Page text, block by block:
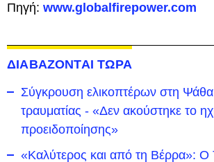
Πηγή: www.globalfirepower.com
ΔΙΑΒΑΖΟΝΤΑΙ ΤΩΡΑ
Σύγκρουση ελικοπτέρων στη
τραυματίας - «Δεν ακούστηκε το
προειδοποίησης»
«Καλύτερος και από τη Βέρρα»: Ο